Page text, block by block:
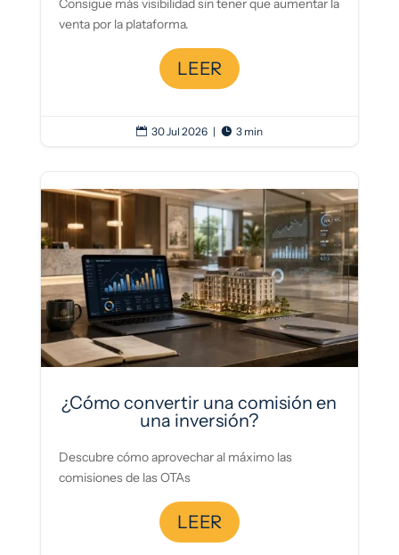
venta por la plataforma.
LEER
 30 Jul 2026 |  3 min
¿Cómo convertir una comisión en
una inversión?
Descubre cómo aprovechar al máximo las
comisiones de las OTAs
LEER